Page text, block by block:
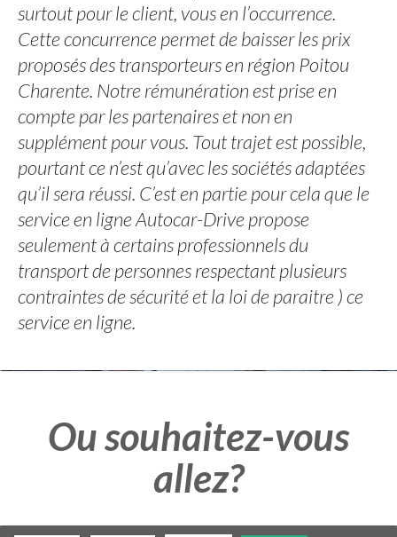
surtout pour le client, vous en l’occurrence.
Cette concurrence permet de baisser les prix
proposés des transporteurs en région Poitou
Charente. Notre rémunération est prise en
compte par les partenaires et non en
supplément pour vous. Tout trajet est possible,
pourtant ce n’est qu’avec les sociétés adaptées
qu’il sera réussi. C’est en partie pour cela que le
service en ligne Autocar-Drive propose
seulement à certains professionnels du
transport de personnes respectant plusieurs
contraintes de sécurité et la loi de paraitre ) ce
service en ligne.
Ou souhaitez-vous
allez?